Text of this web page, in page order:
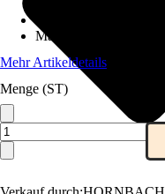
Material
Mehr Artikeldetails
Menge (ST)